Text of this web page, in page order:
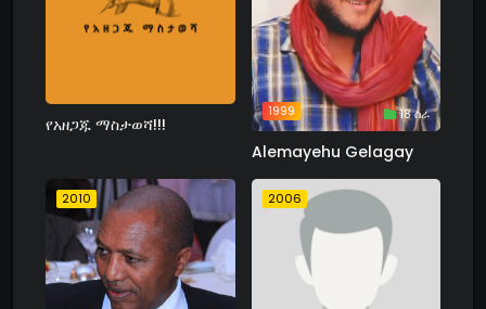
የአዘጋጁ ማስታወሻ!!!
1999 18 ስራ
Alemayehu Gelagay
2010 2006